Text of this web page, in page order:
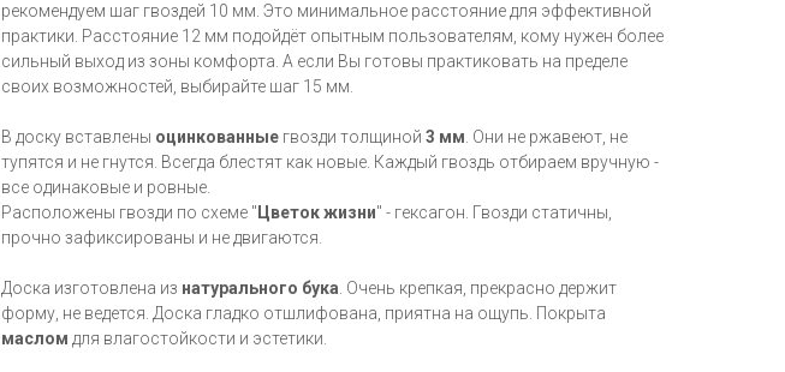
рекомендуем шаг гвоздей 10 мм. Это минимальное расстояние для эффективной
практики. Расстояние 12 мм подойдёт опытным пользователям, кому нужен более
сильный выход из зоны комфорта. А если Вы готовы практиковать на пределе
своих возможностей, выбирайте шаг 15 мм.
В доску вставлены оцинкованные гвозди толщиной 3 мм. Они не ржавеют, не
тупятся и не гнутся. Всегда блестят как новые. Каждый гвоздь отбираем вручную -
все одинаковые и ровные.
Расположены гвозди по схеме " Цветок жизни" - гексагон. Гвозди статичны,
прочно зафиксированы и не двигаются.
Доска изготовлена из натурального бука. Очень крепкая, прекрасно держит
форму, не ведется. Доска гладко отшлифована, приятна на ощупь. Покрыта
маслом для влагостойкости и эстетики.